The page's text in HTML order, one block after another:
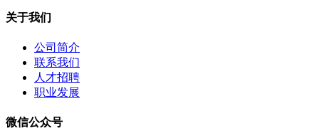
关于我们
公司简介
联系我们
人才招聘
职业发展
微信公众号